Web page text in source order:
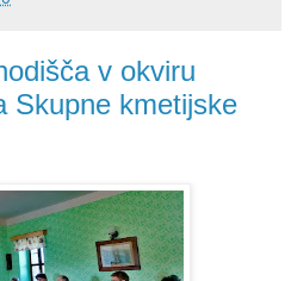
v okviru
Skupne kmetijske